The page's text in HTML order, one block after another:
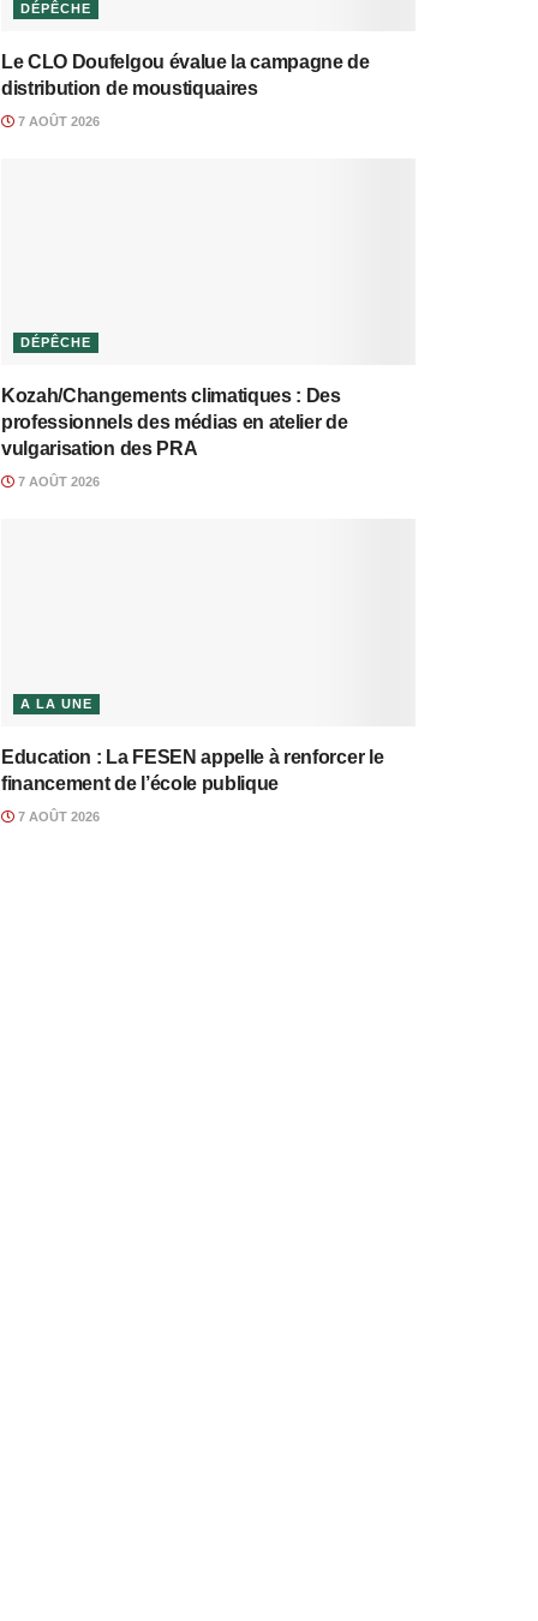
DÉPÊCHE
Le CLO Doufelgou évalue la campagne de
distribution de moustiquaires
7 AOÛT 2026
DÉPÊCHE
Kozah/Changements climatiques : Des
professionnels des médias en atelier de
vulgarisation des PRA
7 AOÛT 2026
A LA UNE
Education : La FESEN appelle à renforcer le
financement de l’école publique
7 AOÛT 2026